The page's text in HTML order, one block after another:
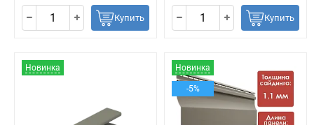
Купить Купить
Новинка Новинка
-5%